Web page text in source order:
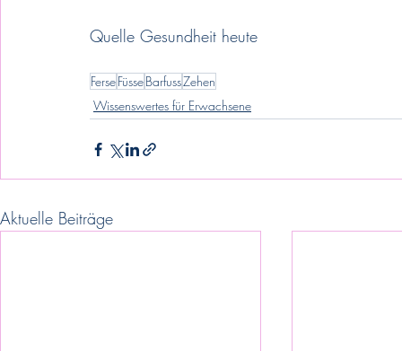
Quelle Gesundheit heute
FerseFüsseBarfussZehen
Wissenswertes für Erwachsene
Aktuelle Beiträge